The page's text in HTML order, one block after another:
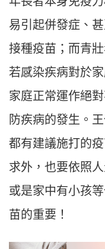
易引起併發症、
接種疫苗；而青
若感染疾病對於
家庭正常運作絕
防疾病的發生。
都有建議施打的
求外，也要依照
或是家中有小孩
苗的重要！